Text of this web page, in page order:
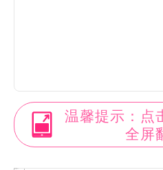
温馨提示：点
全屏